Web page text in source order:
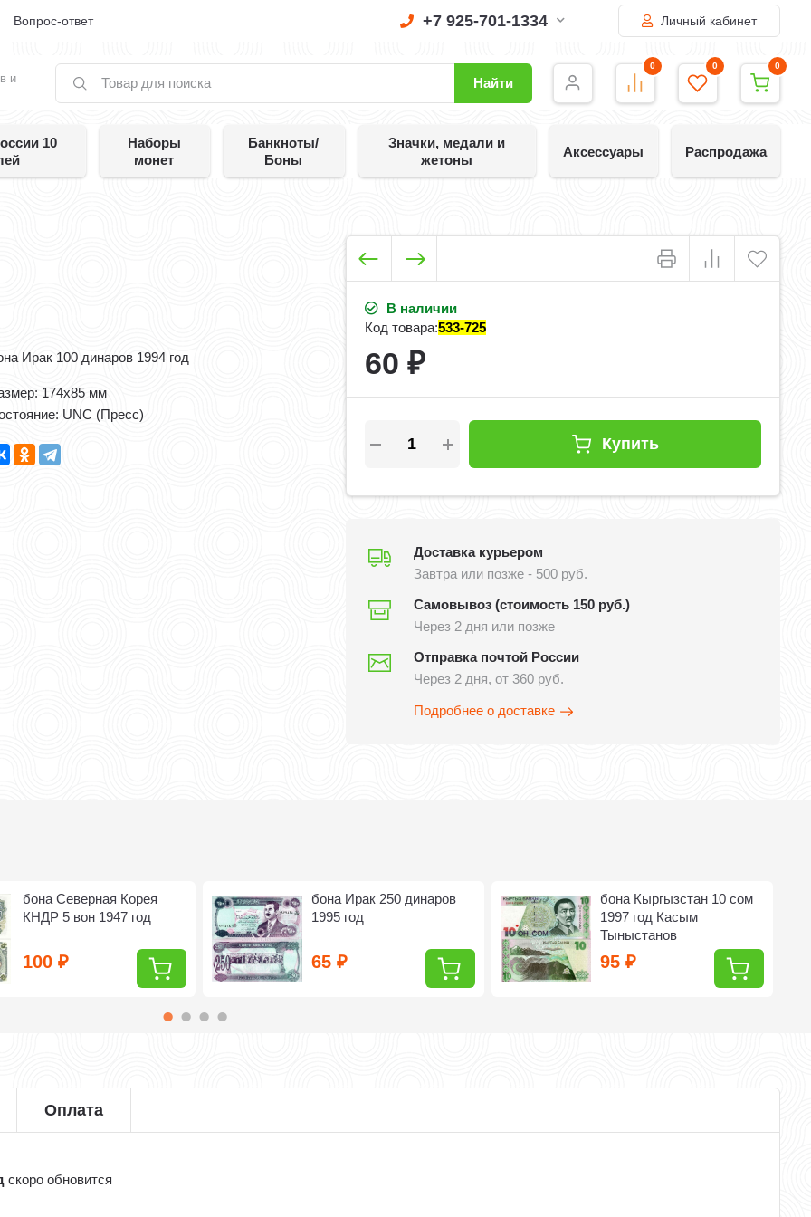
Вопрос-ответ +7 925-701-1334 Личный кабинет
и Найти
0 0 0
10
Наборы
монет
Банкноты/
Боны
Значки, медали и
жетоны
Аксессуары Распродажа
Ирак 100 динаров 1994 год
174x85 мм
UNC (Пресс)
В наличии
Код товара:533-725
60 ₽
Купить
Доставка курьером
Завтра или позже - 500 руб.
Самовывоз (стоимость 150 руб.)
Через 2 дня или позже
Отправка почтой России
Через 2 дня, от 360 руб.
Подробнее о доставке
бона Северная Корея
КНДР 5 вон 1947 год
100₽
бона Ирак 250 динаров
1995 год
65₽
бона Кыргызстан 10 сом
1997 год Касым
Тыныстанов
95₽
Оплата
скоро обновится